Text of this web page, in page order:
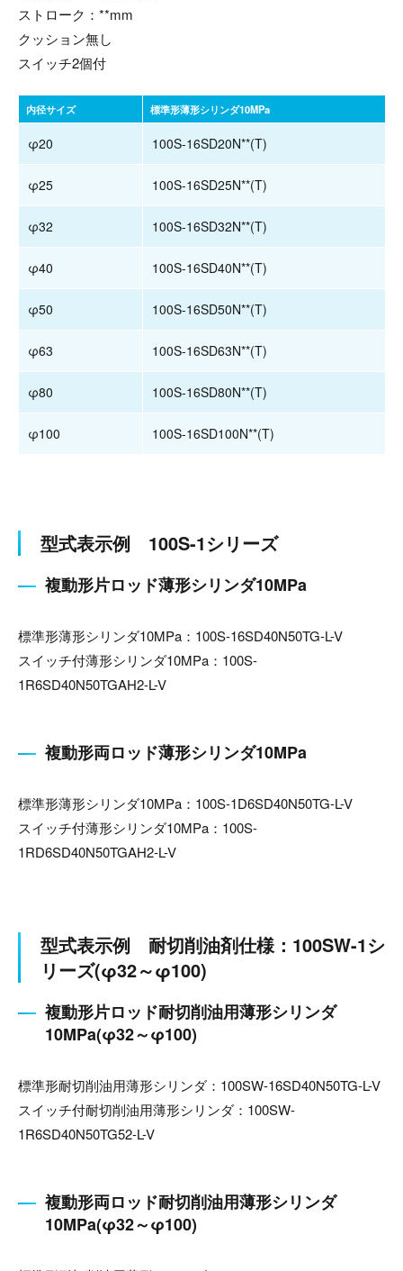
ストローク：**mm
クッション無し
スイッチ2個付
内径サイズ 標準形薄形シリンダ10MPa
φ20 100S-16SD20N**(T)
φ25 100S-16SD25N**(T)
φ32 100S-16SD32N**(T)
φ40 100S-16SD40N**(T)
φ50 100S-16SD50N**(T)
φ63 100S-16SD63N**(T)
φ80 100S-16SD80N**(T)
φ100 100S-16SD100N**(T)
型式表示例 100S-1シリーズ
複動形片ロッド薄形シリンダ10MPa
標準形薄形シリンダ10MPa：100S-16SD40N50TG-L-V
スイッチ付薄形シリンダ10MPa：100S-
1R6SD40N50TGAH2-L-V
複動形両ロッド薄形シリンダ10MPa
標準形薄形シリンダ10MPa：100S-1D6SD40N50TG-L-V
スイッチ付薄形シリンダ10MPa：100S-
1RD6SD40N50TGAH2-L-V
型式表示例 耐切削油剤仕様：100SW-1シ
リーズ(φ32～φ100)
複動形片ロッド耐切削油用薄形シリンダ
10MPa(φ32～φ100)
標準形耐切削油用薄形シリンダ：100SW-16SD40N50TG-L-V
スイッチ付耐切削油用薄形シリンダ：100SW-
1R6SD40N50TG52-L-V
複動形両ロッド耐切削油用薄形シリンダ
10MPa(φ32～φ100)